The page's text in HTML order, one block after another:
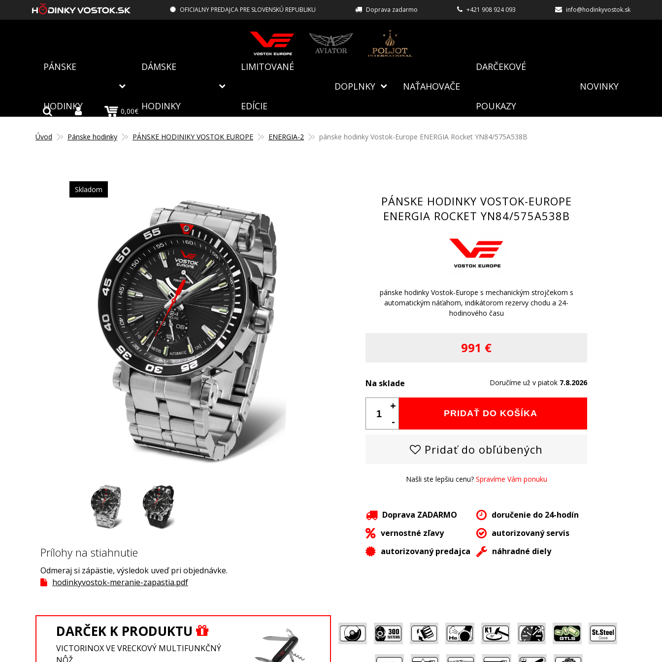
OFICIALNY PREDAJCA PRE SLOVENSKÚ REPUBLIKU Doprava zadarmo +421 908 924 093 info@hodinkyvostok.sk
PÁNSKE
HODINKY
DÁMSKE
HODINKY
LIMITOVANÉ
EDÍCIE
DOPLNKY NAŤAHOVAČE
DARČEKOVÉ
POUKAZY
NOVINKY
0,00€
Úvod Pánske hodinky PÁNSKE HODINIKY VOSTOK EUROPE ENERGIA-2 pánske hodinky Vostok-Europe ENERGIA Rocket YN84/575A538B
Skladom
Prílohy na stiahnutie
Odmeraj si zápästie, výsledok uveď pri objednávke.
hodinkyvostok-meranie-zapastia.pdf
PÁNSKE HODINKY VOSTOK-EUROPE
ENERGIA ROCKET YN84/575A538B
pánske hodinky Vostok-Europe s mechanickým strojčekom s
automatickým náťahom, indikátorom rezervy chodu a 24-
hodinového času
991 €
Na sklade Doručíme už v piatok 7.8.2026
PRIDAŤ DO KOŠÍKA
+
-
Pridať do obľúbených
Našli ste lepšiu cenu? Spravíme Vám ponuku
Doprava ZADARMO
doručenie do 24-hodín
vernostné zľavy
autorizovaný servis
autorizovaný predajca
náhradné diely
DARČEK K PRODUKTU
VICTORINOX VE VRECKOVÝ MULTIFUNKČNÝ